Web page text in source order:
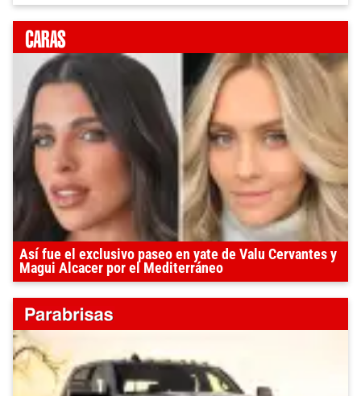
Así fue el exclusivo paseo en yate de Valu Cervantes y
Magui Alcacer por el Mediterráneo